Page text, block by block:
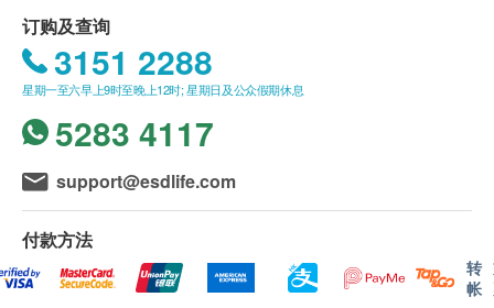
在潮湿的环境中，天花板和墙壁都能成为细菌、霉菌
和真菌的温床。 SafePRO® AerisGuard 墙身及天花
订购及查询
3151 2288
星期一至六早上9时至晚上12时; 星期日及公众假期休息
5283 4117
support@esdlife.com
付款方法
转
帐